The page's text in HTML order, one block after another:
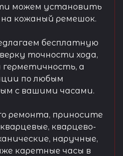
можем установить
на кожаный ремешок.
бесплатную
точности хода,
а
по любым
с вашими часами.
ремонта, приносите
кварцево-
наручные,
каретные часы в